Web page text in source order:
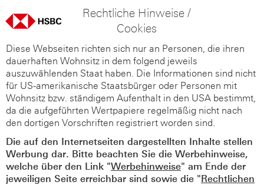
Rechtliche Hinweise /
Cookies
Diese Webseiten richten sich nur an Personen, die ihren
dauerhaften Wohnsitz in dem folgend jeweils
auszuwählenden Staat haben. Die Informationen sind nicht
für US-amerikanische Staatsbürger oder Personen mit
Wohnsitz bzw. ständigem Aufenthalt in den USA bestimmt,
da die aufgeführten Wertpapiere regelmäßig nicht nach
den dortigen Vorschriften registriert worden sind.
Die auf den Internetseiten dargestellten Inhalte stellen
Werbung dar. Bitte beachten Sie die Werbehinweise,
welche über den Link "Werbehinweise" am Ende der
jeweiligen Seite erreichbar sind sowie die "Rechtlichen